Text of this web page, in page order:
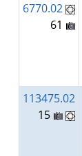
6770.02
61
113475.02
15